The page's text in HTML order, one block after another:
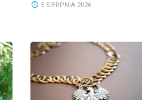
5 SIERPNIA 2026